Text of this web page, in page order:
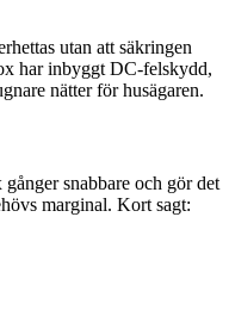
utan att säkringen
har inbyggt DC-felskydd,
nätter för husägaren.
snabbare och gör det
marginal. Kort sagt: